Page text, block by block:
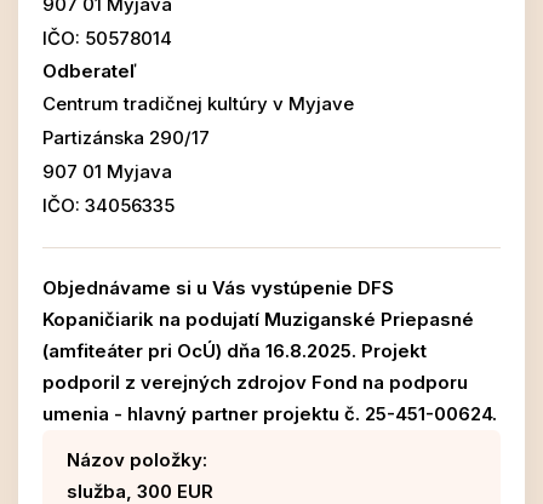
IČO: 50578014
Odberateľ
Centrum tradičnej kultúry v Myjave
Partizánska 290/17
907 01 Myjava
IČO: 34056335
Objednávame si u Vás vystúpenie DFS
Kopaničiarik na podujatí Muziganské Priepasné
(amfiteáter pri OcÚ) dňa 16.8.2025. Projekt
podporil z verejných zdrojov Fond na podporu
umenia - hlavný partner projektu č. 25-451-00624.
Názov položky:
služba, 300 EUR